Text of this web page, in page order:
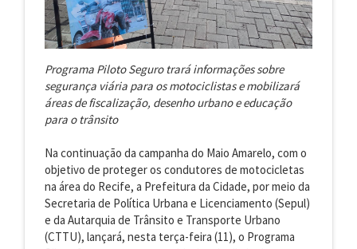
Programa Piloto Seguro trará informações sobre
segurança viária para os motociclistas e mobilizará
áreas de fiscalização, desenho urbano e educação
para o trânsito
Na continuação da campanha do Maio Amarelo, com o
objetivo de proteger os condutores de motocicletas
na área do Recife, a Prefeitura da Cidade, por meio da
Secretaria de Política Urbana e Licenciamento (Sepul)
e da Autarquia de Trânsito e Transporte Urbano
(CTTU), lançará, nesta terça-feira (11), o Programa